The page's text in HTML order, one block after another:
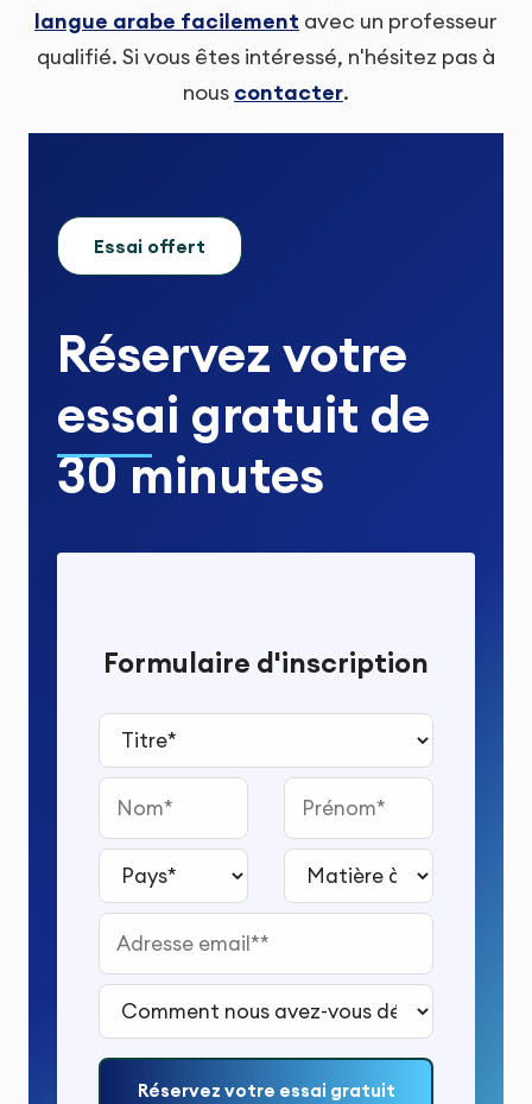
langue arabe facilement avec un professeur
qualifié. Si vous êtes intéressé, n'hésitez pas à
nous contacter.
Essai offert
Réservez votre
essai gratuit de
30 minutes
Formulaire d'inscription
Titre*
Nom Prénom
Pays* Matière à étudier*
Adresse email*
Comment nous avez-vous découvert ?*
Réservez votre essai gratuit